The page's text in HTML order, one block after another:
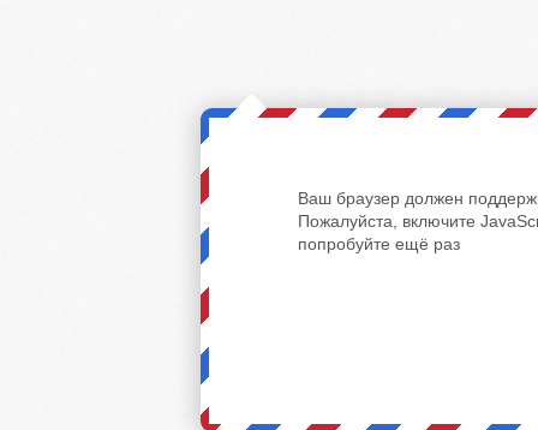
Ваш браузер должен
Пожалуйста, включите
попробуйте ещё раз